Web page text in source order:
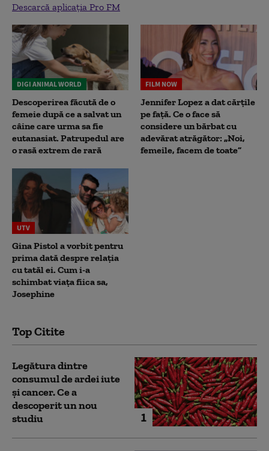
Descarcă aplicația Pro FM
DIGI ANIMAL WORLD
Descoperirea făcută de o
femeie după ce a salvat un
câine care urma sa fie
eutanasiat. Patrupedul are
o rasă extrem de rară
FILM NOW
Jennifer Lopez a dat cărțile
pe față. Ce o face să
considere un bărbat cu
adevărat atrăgător: „Noi,
femeile, facem de toate”
UTV
Gina Pistol a vorbit pentru
prima dată despre relația
cu tatăl ei. Cum i-a
schimbat viața fiica sa,
Josephine
Top Citite
1
Legătura dintre
consumul de ardei iute
și cancer. Ce a
descoperit un nou
studiu